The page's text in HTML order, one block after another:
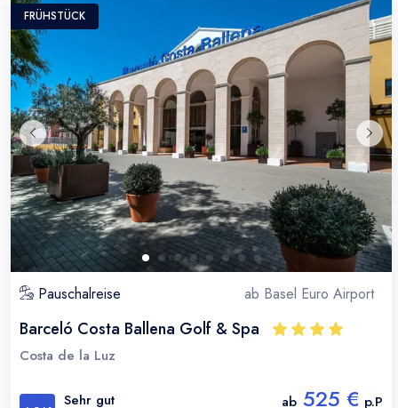
Pauschalreise ab Basel Euro Airport
FRÜHSTÜCK
Barceló Costa Ballena Golf & Spa
Costa de la Luz
Sehr gut ab 525 € p.P